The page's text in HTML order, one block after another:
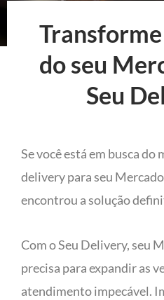
do seu
Seu
Se você está em busca do
delivery para seu
encontrou a solução
Com o Seu Delivery, seu
precisa para expandir as
atendimento impecável.